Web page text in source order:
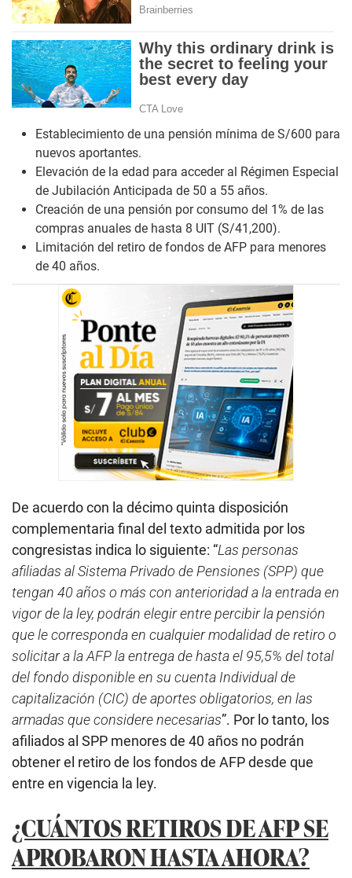
Establecimiento de una pensión mínima de S/600 para
nuevos aportantes.
Elevación de la edad para acceder al Régimen Especial
de Jubilación Anticipada de 50 a 55 años.
Creación de una pensión por consumo del 1% de las
compras anuales de hasta 8 UIT (S/41,200).
Limitación del retiro de fondos de AFP para menores
de 40 años.
De acuerdo con la décimo quinta disposición
complementaria final del texto admitida por los
congresistas indica lo siguiente: “Las personas
afiliadas al Sistema Privado de Pensiones (SPP) que
tengan 40 años o más con anterioridad a la entrada en
vigor de la ley, podrán elegir entre percibir la pensión
que le corresponda en cualquier modalidad de retiro o
solicitar a la AFP la entrega de hasta el 95,5% del total
del fondo disponible en su cuenta Individual de
capitalización (CIC) de aportes obligatorios, en las
armadas que considere necesarias”. Por lo tanto, los
afiliados al SPP menores de 40 años no podrán
obtener el retiro de los fondos de AFP desde que
entre en vigencia la ley.
¿CUÁNTOS RETIROS DE AFP SE
APROBARON HASTA AHORA?